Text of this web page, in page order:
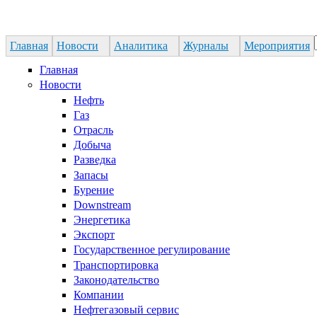
Главная Новости Аналитика Журналы Мероприятия
Форма поиска
Главная
Новости
Нефть
Газ
Отрасль
Добыча
Разведка
Запасы
Бурение
Downstream
Энергетика
Экспорт
Государственное регулирование
Транспортировка
Законодательство
Компании
Нефтегазовый сервис